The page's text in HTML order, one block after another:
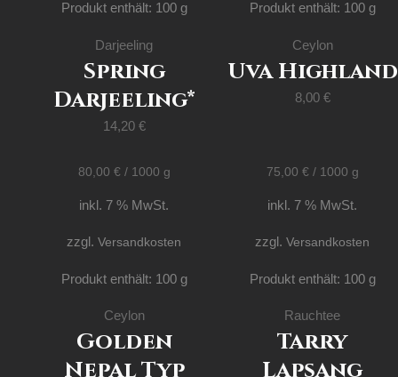
Produkt enthält: 100 g
Darjeeling
Spring
Darjeeling*
14,20 €
Produkt enthält: 100 g
Ceylon
Uva Highland
8,00 €
80,00 € / 1000 g
inkl. 7 % MwSt.
zzgl.Versandkosten
Produkt enthält: 100 g
Ceylon
Golden
Nepal Typ
75,00 € / 1000 g
inkl. 7 % MwSt.
zzgl.Versandkosten
Produkt enthält: 100 g
Rauchtee
Tarry
Lapsang